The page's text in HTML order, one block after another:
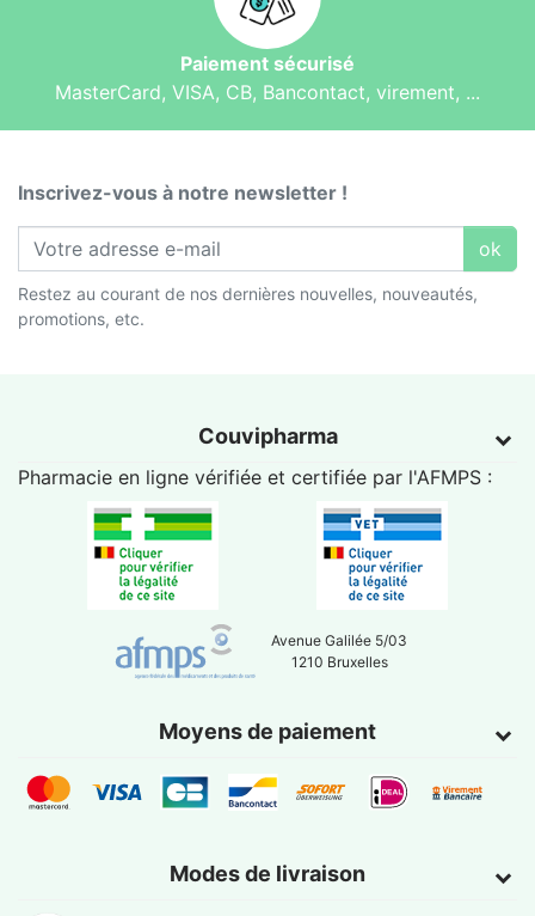
Paiement sécurisé
MasterCard, VISA, CB, Bancontact, virement, ...
Inscrivez-vous à notre newsletter !
ok
Restez au courant de nos dernières nouvelles, nouveautés,
promotions, etc.
Couvipharma
Pharmacie en ligne vérifiée et certifiée par l'AFMPS :
Avenue Galilée 5/03
1210 Bruxelles
Moyens de paiement
Modes de livraison